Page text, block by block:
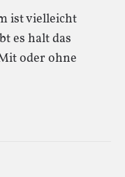
ist vielleicht
es halt das
oder ohne